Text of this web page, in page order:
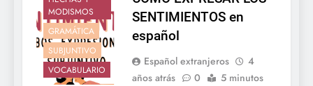
MODISMOS
GRAMÁTICA
SUBJUNTIVO
VOCABULARIO
SENTIMIENTOS en
español
Español extranjeros
4
años atrás
0 5 minutos